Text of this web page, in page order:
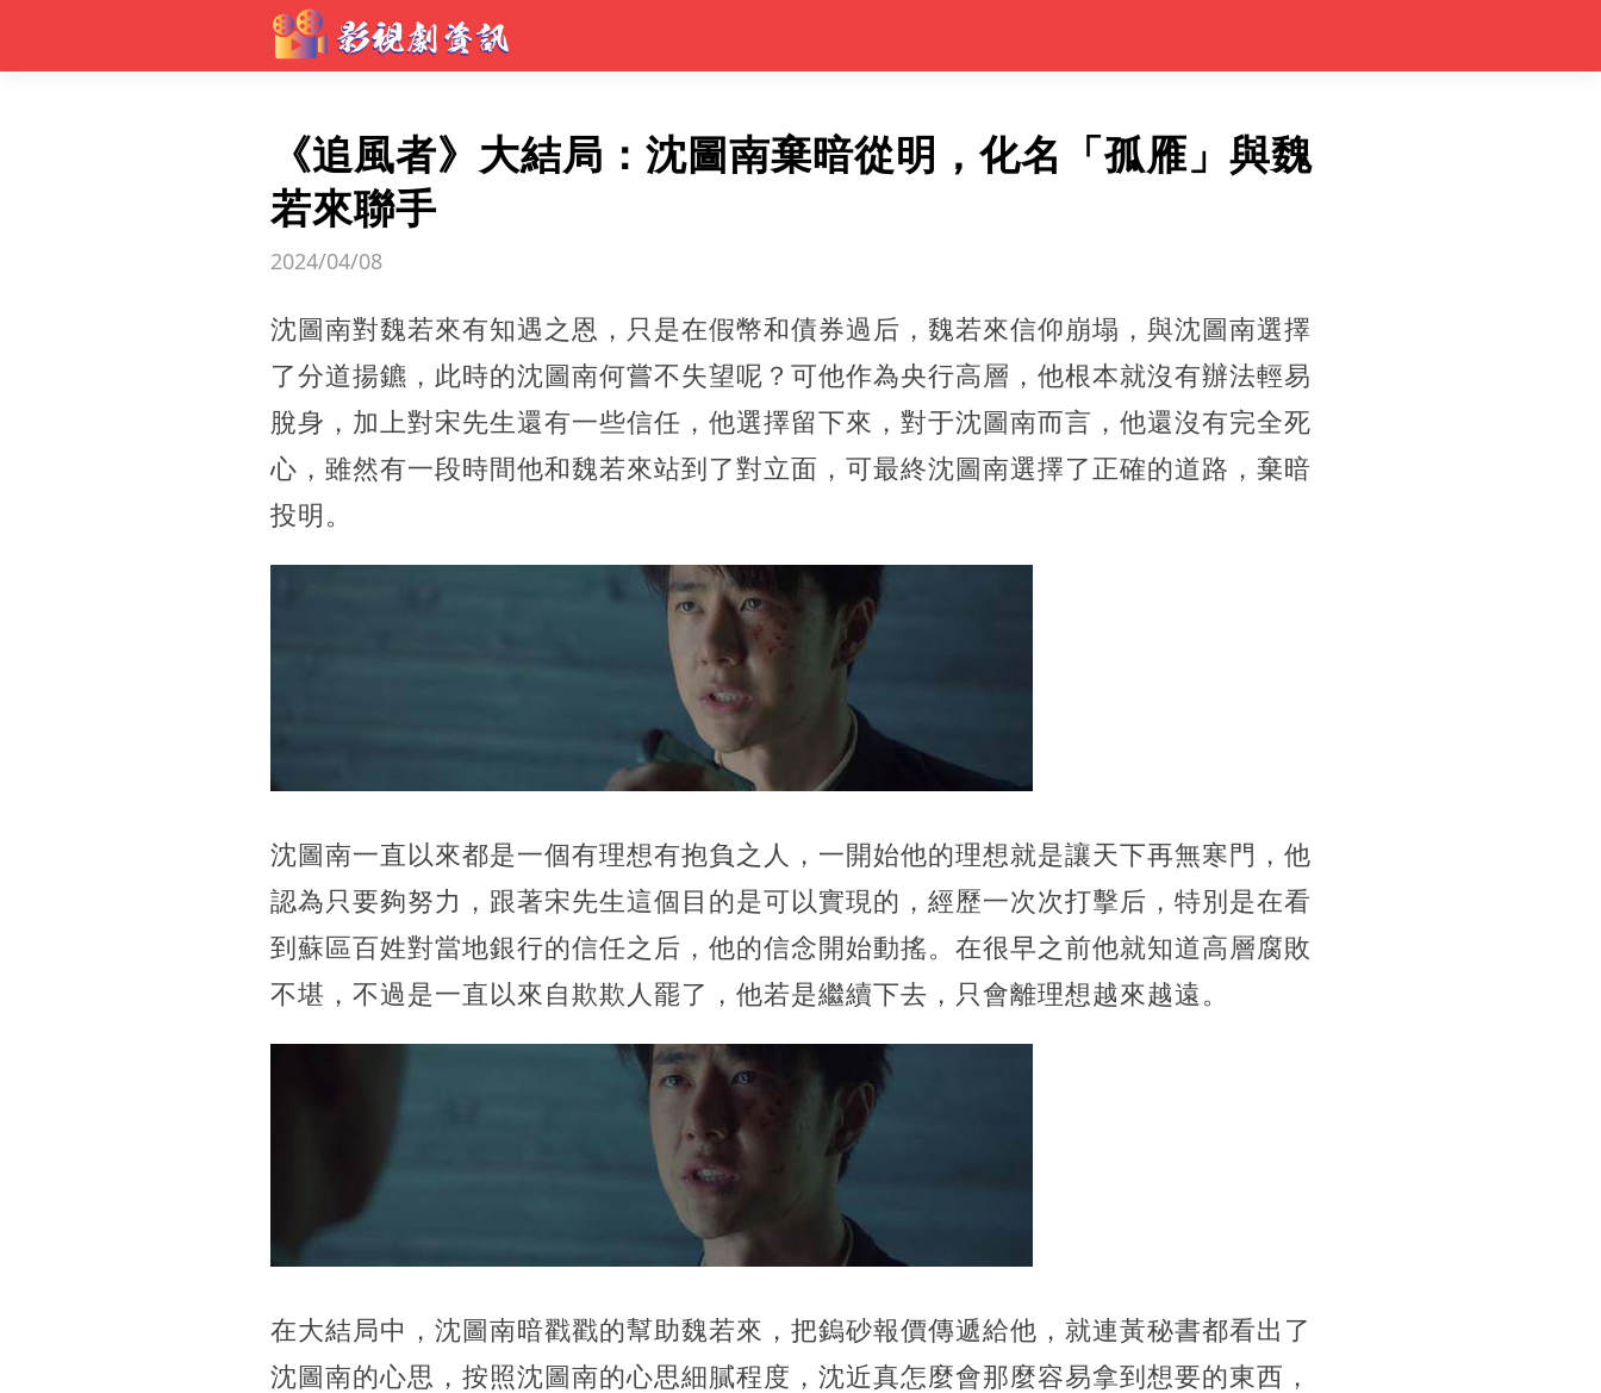
《追風者》大結局：沈圖南棄暗從明，化名「孤雁」與魏
若來聯手
2024/04/08
沈圖南對魏若來有知遇之恩，只是在假幣和債券過后，魏若來信仰崩塌，與沈圖南選擇
了分道揚鑣，此時的沈圖南何嘗不失望呢？可他作為央行高層，他根本就沒有辦法輕易
脫身，加上對宋先生還有一些信任，他選擇留下來，對于沈圖南而言，他還沒有完全死
心，雖然有一段時間他和魏若來站到了對立面，可最終沈圖南選擇了正確的道路，棄暗
投明。
沈圖南一直以來都是一個有理想有抱負之人，一開始他的理想就是讓天下再無寒門，他
認為只要夠努力，跟著宋先生這個目的是可以實現的，經歷一次次打擊后，特別是在看
到蘇區百姓對當地銀行的信任之后，他的信念開始動搖。在很早之前他就知道高層腐敗
不堪，不過是一直以來自欺欺人罷了，他若是繼續下去，只會離理想越來越遠。
在大結局中，沈圖南暗戳戳的幫助魏若來，把鎢砂報價傳遞給他，就連黃秘書都看出了
沈圖南的心思，按照沈圖南的心思細膩程度，沈近真怎麼會那麼容易拿到想要的東西，